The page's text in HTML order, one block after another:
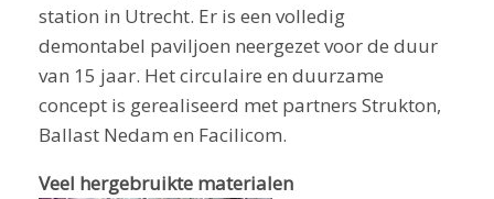
station in Utrecht. Er is een volledig
demontabel paviljoen neergezet voor de duur
van 15 jaar. Het circulaire en duurzame
concept is gerealiseerd met partners Strukton,
Ballast Nedam en Facilicom.
Veel hergebruikte materialen